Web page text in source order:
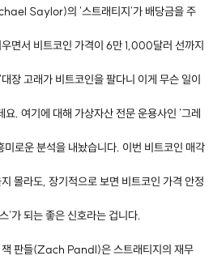
Saylor)의 '스트래티지'가 배당금을 주
면서 비트코인 가격이 6만 1,000달러 선까지
장 고래가 비트코인을 팔다니 이게 무슨 일이
. 여기에 대해 가상자산 전문 운용사인 '그레
로운 분석을 내놨습니다. 이번 비트코인 매각
몰라도, 장기적으로 보면 비트코인 가격 안정
'가 되는 좋은 신호라는 겁니다.
잭 판들(Zach Pandl)은 스트래티지의 재무